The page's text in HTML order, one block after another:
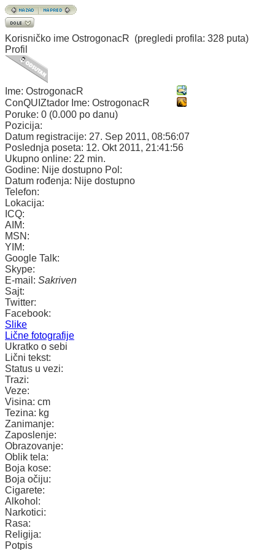
Korisničko ime OstrogonacR (pregledi profila: 328 puta)
Profil
Ime: OstrogonacR
ConQUIZtador Ime: OstrogonacR
Poruke: 0 (0.000 po danu)
Pozicija:
Datum registracije: 27. Sep 2011, 08:56:07
Poslednja poseta: 12. Okt 2011, 21:41:56
Ukupno online: 22 min.
Godine: Nije dostupno Pol:
Datum rođenja: Nije dostupno
Telefon:
Lokacija:
ICQ:
AIM:
MSN:
YIM:
Google Talk:
Skype:
E-mail: Sakriven
Sajt:
Twitter:
Facebook:
Slike
Lične fotografije
Ukratko o sebi
Lični tekst:
Status u vezi:
Trazi:
Veze:
Visina: cm
Tezina: kg
Zanimanje:
Zaposlenje:
Obrazovanje:
Oblik tela:
Boja kose:
Boja očiju:
Cigarete:
Alkohol:
Narkotici:
Rasa:
Religija:
Potpis